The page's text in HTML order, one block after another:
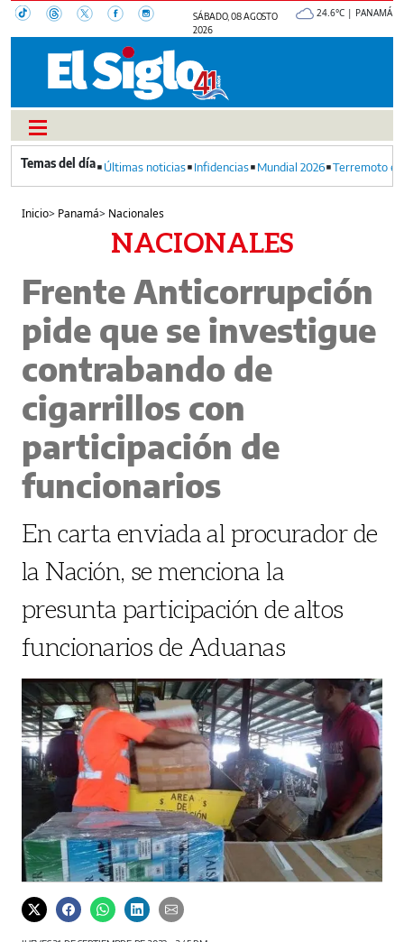
SÁBADO, 08 AGOSTO
2026
24.6°C | PANAMÁ
Últimas noticias Infidencias Mundial 2026 Terremoto
Inicio> Panamá> Nacionales
NACIONALES
Frente Anticorrupción
pide que se investigue
contrabando de
cigarrillos con
participación de
funcionarios
En carta enviada al procurador de
la Nación, se menciona la
presunta participación de altos
funcionarios de Aduanas